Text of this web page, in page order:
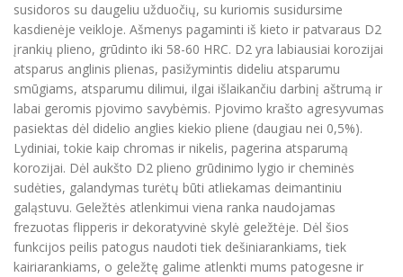
susidoros su daugeliu užduočių, su kuriomis susidursime
kasdienėje veikloje. Ašmenys pagaminti iš kieto ir patvaraus D2
įrankių plieno, grūdinto iki 58-60 HRC. D2 yra labiausiai korozijai
atsparus anglinis plienas, pasižymintis dideliu atsparumu
smūgiams, atsparumu dilimui, ilgai išlaikančiu darbinį aštrumą ir
labai geromis pjovimo savybėmis. Pjovimo krašto agresyvumas
pasiektas dėl didelio anglies kiekio pliene (daugiau nei 0,5%).
Lydiniai, tokie kaip chromas ir nikelis, pagerina atsparumą
korozijai. Dėl aukšto D2 plieno grūdinimo lygio ir cheminės
sudėties, galandymas turėtų būti atliekamas deimantiniu
galąstuvu. Geležtės atlenkimui viena ranka naudojamas
frezuotas flipperis ir dekoratyvinė skylė geležtėje. Dėl šios
funkcijos peilis patogus naudoti tiek dešiniarankiams, tiek
kairiarankiams, o geležtę galime atlenkti mums patogesne ir